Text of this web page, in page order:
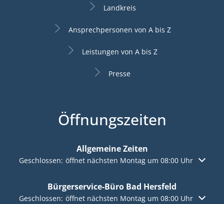
Landkreis
Ansprechpersonen von A bis Z
Leistungen von A bis Z
Presse
Öffnungszeiten
Allgemeine Zeiten
Klicken, um weitere Öffnungs- oder Schließzeiten
Geschlossen: öffnet nächsten Montag um 08:00 Uhr
Bürgerservice-Büro Bad Hersfeld
Klicken, um weitere Öffnungs- oder Schließzeiten
Geschlossen: öffnet nächsten Montag um 08:00 Uhr